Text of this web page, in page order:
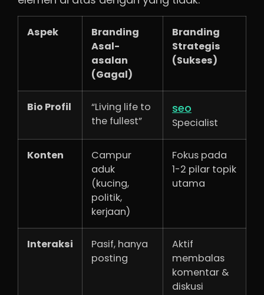
Aspek
Branding
Asal-
asalan
(Gagal)
Branding
Strategis
(Sukses)
Bio Profil
“Living life to
the fullest”
seo
Specialist
Konten
Campur
aduk
(kucing,
politik,
kerjaan)
Fokus pada
1-2 pilar topik
utama
Interaksi
Pasif, hanya
posting
Aktif
membalas
komentar &
diskusi